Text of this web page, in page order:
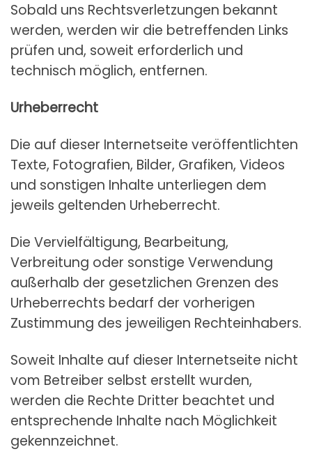
Sobald uns Rechtsverletzungen bekannt
werden, werden wir die betreffenden Links
prüfen und, soweit erforderlich und
technisch möglich, entfernen.
Urheberrecht
Die auf dieser Internetseite veröffentlichten
Texte, Fotografien, Bilder, Grafiken, Videos
und sonstigen Inhalte unterliegen dem
jeweils geltenden Urheberrecht.
Die Vervielfältigung, Bearbeitung,
Verbreitung oder sonstige Verwendung
außerhalb der gesetzlichen Grenzen des
Urheberrechts bedarf der vorherigen
Zustimmung des jeweiligen Rechteinhabers.
Soweit Inhalte auf dieser Internetseite nicht
vom Betreiber selbst erstellt wurden,
werden die Rechte Dritter beachtet und
entsprechende Inhalte nach Möglichkeit
gekennzeichnet.